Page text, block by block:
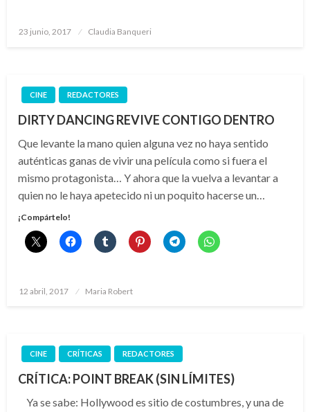
Publicado
23 junio, 2017 Claudia Banqueri
CINE REDACTORES
DIRTY DANCING REVIVE CONTIGO DENTRO
Que levante la mano quien alguna vez no haya sentido
auténticas ganas de vivir una película como si fuera el
mismo protagonista… Y ahora que la vuelva a levantar a
quien no le haya apetecido ni un poquito hacerse un…
¡Compártelo!
Publicado
12 abril, 2017 Maria Robert
CINE CRÍTICAS REDACTORES
CRÍTICA: POINT BREAK (SIN LÍMITES)
Ya se sabe: Hollywood es sitio de costumbres, y una de